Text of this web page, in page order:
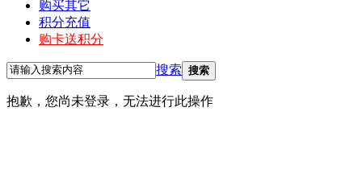
购买其它
积分充值
购卡送积分
搜索 搜索
抱歉，您尚未登录，无法进行此操作